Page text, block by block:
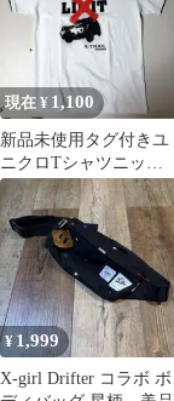
現在 ¥ 1,100
新品未使用タグ付きユ
ニクロTシャツニッサ
ンX-TRAIL
¥ 1,999
X-girl Drifter コラボ ボ